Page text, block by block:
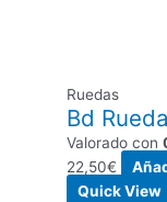
Ruedas
Bd
Valorado con
22,50€
Quick View